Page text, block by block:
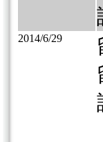
2014/6/29